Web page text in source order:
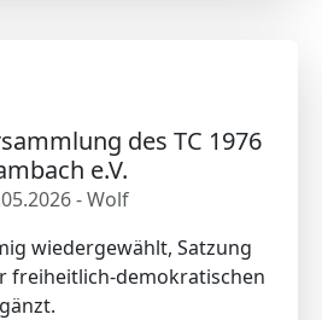
des TC 1976
e.V.
- Wolf
wiedergewählt, Satzung
freiheitlich-demokratischen